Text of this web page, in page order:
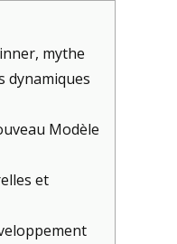
mythe
dynamiques
Modèle
et